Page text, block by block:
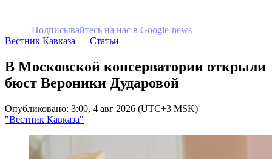
Подписывайтесь на наc в Google-news
Вестник Кавказа — Статьи
В Московской консерватории открыли
бюст Вероники Дударовой
Опубликовано: 3:00, 4 авг 2026 (UTC+3 MSK)
"Вестник Кавказа"